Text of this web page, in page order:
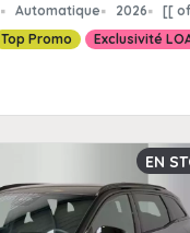
Automatique 2026
[[
Top Promo Exclusivité
EN